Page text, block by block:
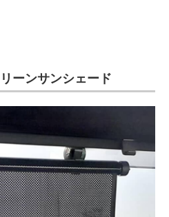
ーンサンシェード